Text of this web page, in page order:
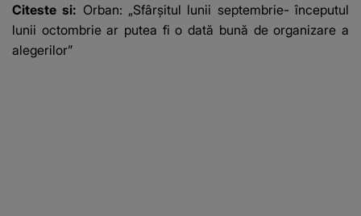
Citeste si: Orban: „Sfârşitul lunii septembrie- începutul
lunii octombrie ar putea fi o dată bună de organizare a
alegerilor”